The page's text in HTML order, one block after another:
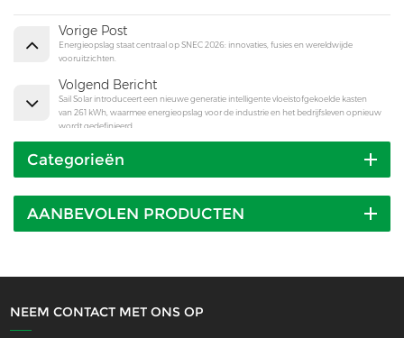
Vorige Post
Energieopslag staat centraal op SNEC 2026: innovaties, fusies en wereldwijde
vooruitzichten.
Volgend Bericht
Sail Solar introduceert een nieuwe generatie intelligente vloeistofgekoelde kasten
van 261 kWh, waarmee energieopslag voor de industrie en het bedrijfsleven opnieuw
wordt gedefinieerd.
Categorieën
AANBEVOLEN PRODUCTEN
NEEM CONTACT MET ONS OP